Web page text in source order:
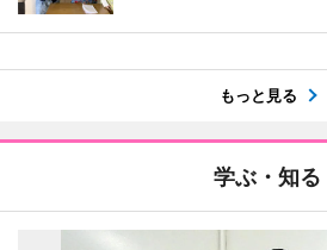
もっと見る
学ぶ・知る